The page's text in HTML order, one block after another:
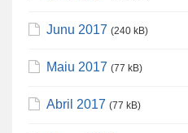
Junu 2017 (240 kB)
Maiu 2017 (77 kB)
Abril 2017 (77 kB)